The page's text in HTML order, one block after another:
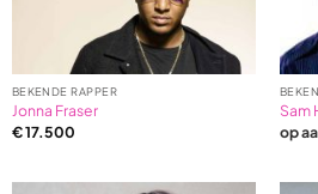
BEKENDE RAPPER
Jonna Fraser
€17.500
Sam
op